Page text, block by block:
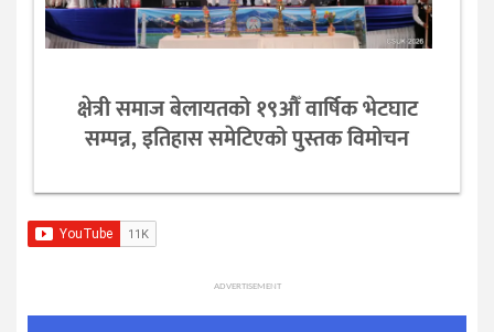
क्षेत्री समाज बेलायतको १९औँ वार्षिक भेटघाट
सम्पन्न, इतिहास समेटिएको पुस्तक विमोचन
ADVERTISEMENT